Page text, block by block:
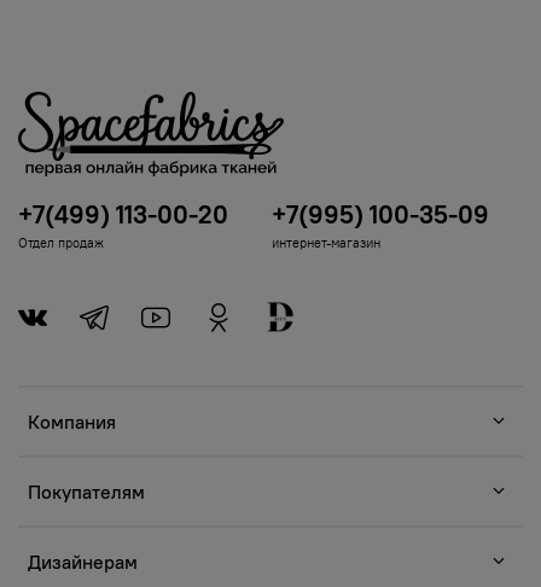
Компания
Покупателям
Дизайнерам
+7(499) 113-00-20
Отдел продаж
+7(995) 100-35-09
интернет-магазин